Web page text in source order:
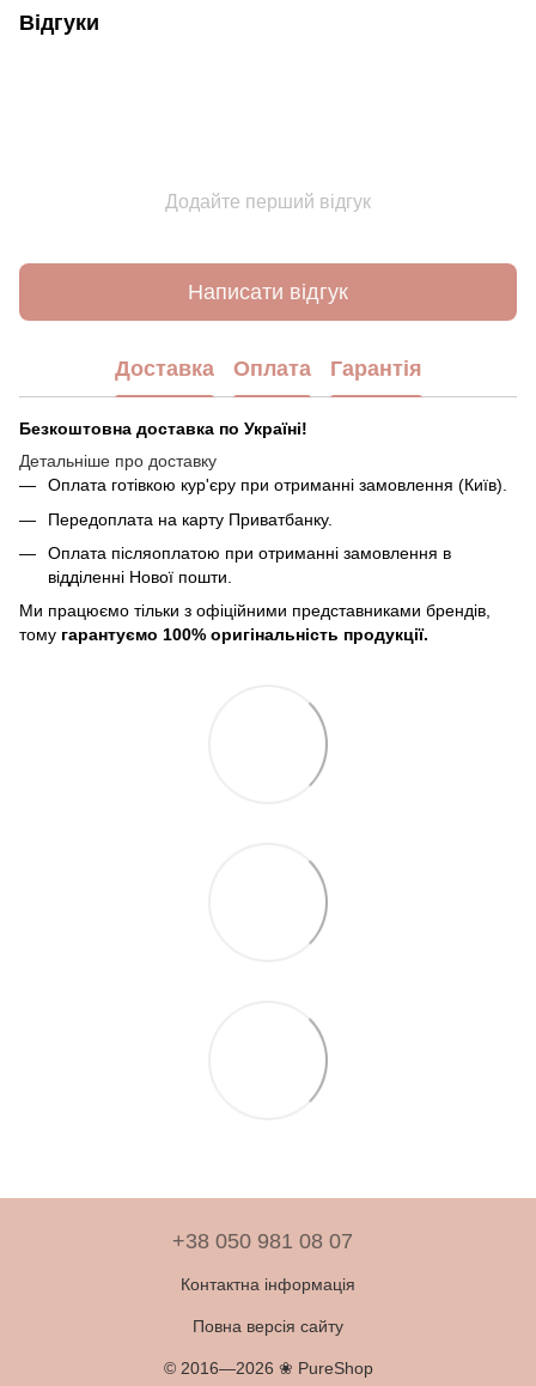
Відгуки
Додайте перший відгук
Написати відгук
Доставка Оплата Гарантія
Безкоштовна доставка по Україні!
Детальніше про доставку
Оплата готівкою кур'єру при отриманні замовлення (Київ).
Передоплата на карту Приватбанку.
Оплата післяоплатою при отриманні замовлення в
відділенні Нової пошти.
Ми працюємо тільки з офіційними представниками брендів,
тому гарантуємо 100% оригінальність продукції.
+38 050 981 08 07
Контактна інформація
Повна версія сайту
© 2016—2026 ❀ PureShop